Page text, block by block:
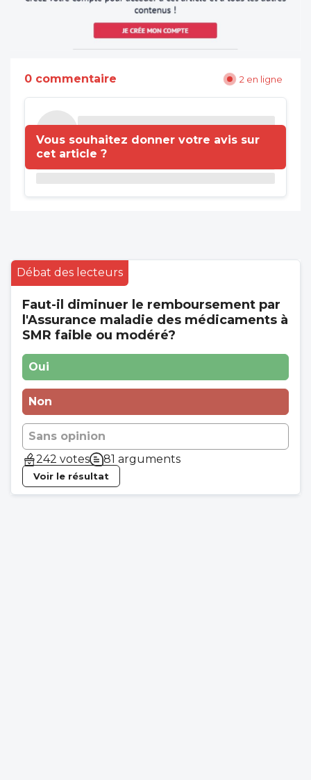
0 commentaire 2 en ligne
Vous souhaitez donner votre avis sur
cet article ?
Débat des lecteurs
Faut-il diminuer le remboursement par
l'Assurance maladie des médicaments à
SMR faible ou modéré?
Oui
Non
Sans opinion
242 votes
81 arguments
Voir le résultat